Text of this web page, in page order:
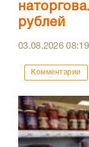
рублей
03.08.202608:19
Комментарии